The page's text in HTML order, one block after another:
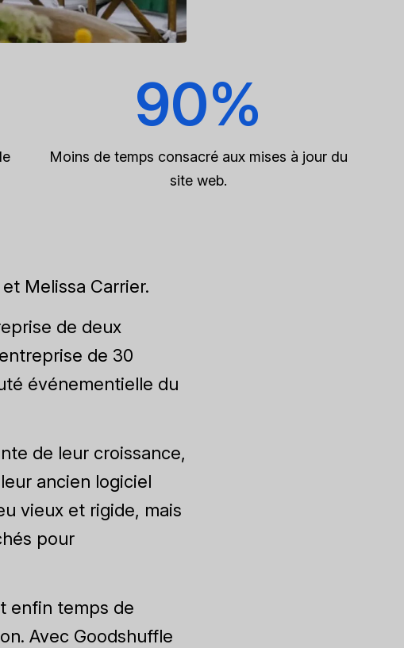
90%
Moins de temps consacré aux mises à jour du
site web.
Melissa Carrier.
de deux
de 30
événementielle du
de leur croissance,
ancien logiciel
vieux et rigide, mais
pour
enfin temps de
Avec Goodshuffle